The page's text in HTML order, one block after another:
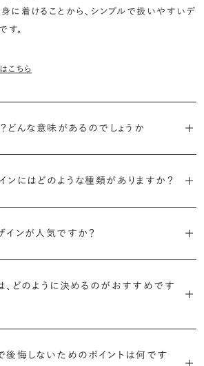
に着けることから、シンプルで扱いやすいデ
す。
こちら
どんな意味があるのでしょうか
です。
ング）と呼ばれます。
にはどのような種類がありますか？
の人気を誇ります。
囲気が楽しめます。
ンが人気ですか？
ソリティア」です。
どのように決めるのがおすすめです
悔しないためのポイントは何です